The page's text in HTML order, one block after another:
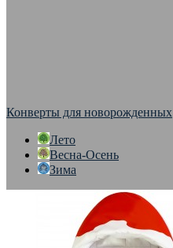
Конверты для новорожденных
Лето
Весна-Осень
Зима